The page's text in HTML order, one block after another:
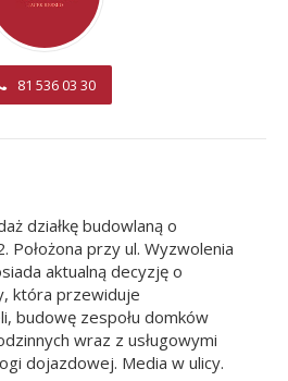
81 536 03 30
działkę budowlaną o
Położona przy ul. Wyzwolenia
aktualną decyzję o
która przewiduje
budowę zespołu domków
wraz z usługowymi
dojazdowej. Media w ulicy.